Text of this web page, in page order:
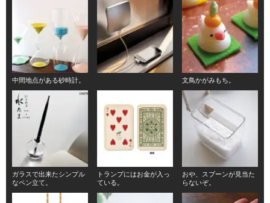
中間地点がある砂時計。 文鳥かがみもち。
ガラスで出来たシンプル
なペン立て。
トランプにはお金が入っ
ている。
おや、スプーンが見当た
らないぞ。